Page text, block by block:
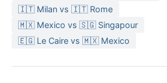
🇮🇹 Milan vs 🇮🇹 Rome
🇲🇽 Mexico vs 🇸🇬 Singapour
🇪🇬 Le Caire vs 🇲🇽 Mexico